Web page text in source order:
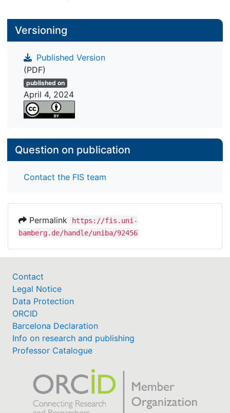
Versioning
Published Version
(PDF)
published on
April 4, 2024
Question on publication
Contact the FIS team
Permalink
https://fis.uni-
bamberg.de/handle/uniba/92456
Contact
Legal Notice
Data Protection
ORCID
Barcelona Declaration
Info on research and publishing
Professor Catalogue